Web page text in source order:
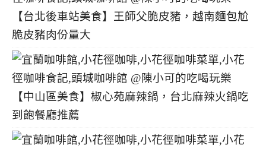
【台北後車站美食】王師父脆皮豬，越南麵包尬
脆皮豬肉份量大
【中山區美食】椒心苑麻辣鍋，台北麻辣火鍋吃
到飽餐廳推薦